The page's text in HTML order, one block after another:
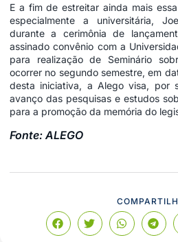
E a fim de estreitar ainda mais
especialmente a universitária,
durante a cerimônia de
assinado convênio com a
para realização de Seminário
ocorrer no segundo semestre, em
desta iniciativa, a Alego visa, por
avanço das pesquisas e estudos
para a promoção da memória do
Fonte: ALEGO